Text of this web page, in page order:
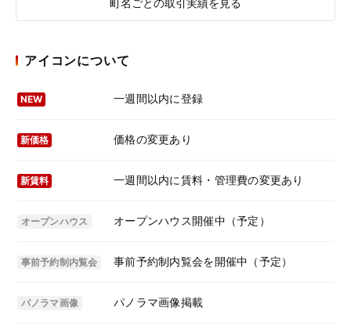
町名ごとの取引実績を見る
アイコンについて
NEW 一週間以内に登録
新価格 価格の変更あり
新賃料 一週間以内に賃料・管理費の変更あり
オープンハウス オープンハウス開催中（予定）
事前予約制内覧会 事前予約制内覧会を開催中（予定）
パノラマ画像 パノラマ画像掲載